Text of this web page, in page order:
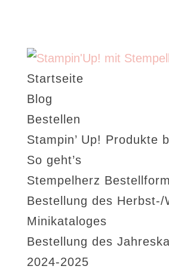
Startseite
Blog
Bestellen
Stampin’ Up! Produkte
So geht’s
Stempelherz
Bestellung des Herbst-/
Minikataloges
Bestellung des
2024-2025